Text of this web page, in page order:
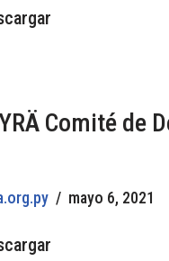
Comité
mayo 6, 2021